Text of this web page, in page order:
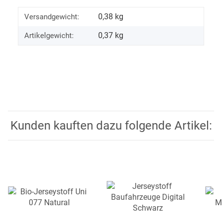
Versandgewicht: 0,38 kg
Artikelgewicht: 0,37 kg
Kunden kauften dazu folgende Artikel: